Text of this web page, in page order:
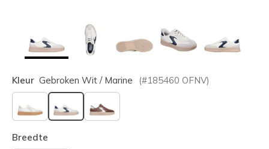
Kleur Gebroken Wit / Marine (#185460 OFNV)
geselecteerd
Breedte